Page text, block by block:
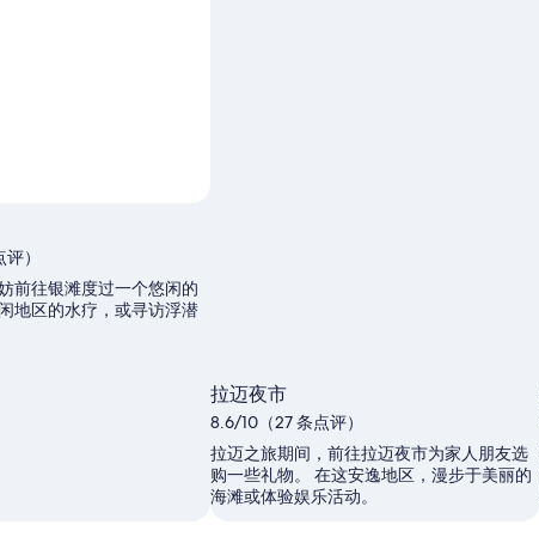
）
前往银滩度过一个悠闲的
地区的水疗，或寻访浮潜
拉迈夜市
8.6/10（27 条点评）
拉迈之旅期间，前往拉迈夜市为家人朋友选
购一些礼物。 在这安逸地区，漫步于美丽的
海滩或体验娱乐活动。